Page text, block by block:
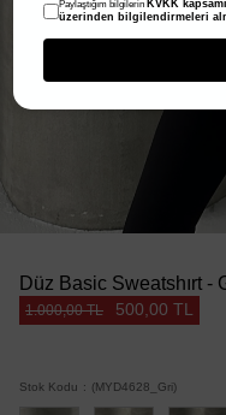
Düz Basic Sweatshırt -
1.000,00 TL 500,00 TL
Stok Kodu (MYD4628_Gri)
Paylaştığım bilgilerin KVKK
üzerinden bilgilendirmeleri